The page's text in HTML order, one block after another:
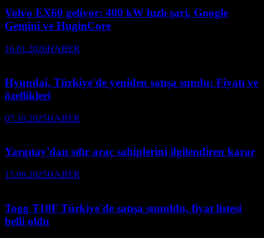
Volvo EX60 geliyor: 400 kW hızlı şarj, Google
Gemini ve HuginCore
16.01.2026HABER
Hyundai, Türkiye'de yeniden satışa sundu: Fiyatı ve
özellikleri
07.10.2025HABER
Yargıtay'dan sıfır araç sahiplerini ilgilendiren karar
15.09.2025HABER
Togg T10F Türkiye'de satışa sunuldu, fiyat listesi
belli oldu